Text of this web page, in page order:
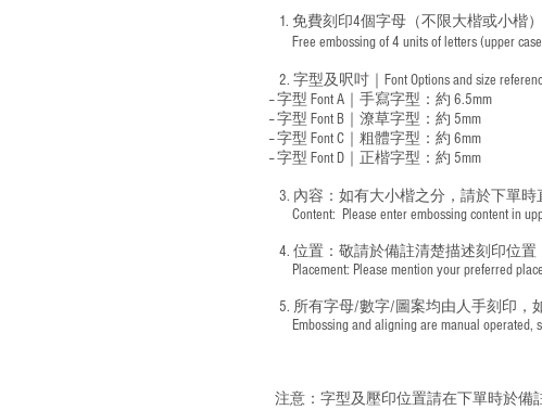
1. 免費刻印4個字母（不限大楷或小楷
Free embossing of 4 units of letters (upper
2. 字型及呎吋｜ Font Options and size
-- 字型 Font A｜手寫字型：約 6.5mm
-- 字型 Font B｜潦草字型： 約 5mm
-- 字型 Font C｜粗體字型：約 6mm
-- 字型 Font D｜正楷字型： 約 5mm
3. 內容：如有大小楷之分，請於下單時
Content: Please enter embossing content in
4. 位置：敬請於備註清楚描述刻印位置
Placement: Please mention your preferred
5. 所有字母/數字/圖案均由人手刻印，
Embossing and aligning are manual operated,
注意：字型及壓印位置請在下單時於備